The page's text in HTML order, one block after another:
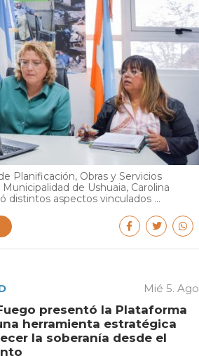
Planificación, Obras y Servicios
de Ushuaia, Carolina
distintos aspectos vinculados ...
Mié 5. Ago
presentó la Plataforma
herramienta estratégica
la soberanía desde el